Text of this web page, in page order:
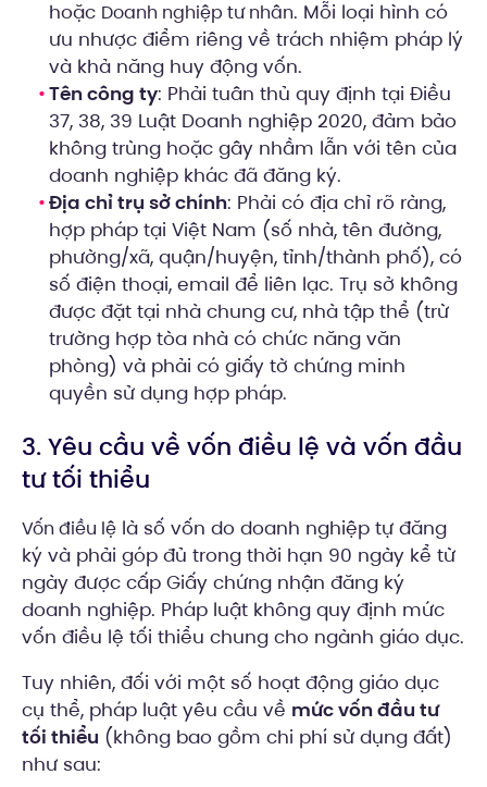
hoặc Doanh nghiệp tư nhân. Mỗi loại hình có
ưu nhược điểm riêng về trách nhiệm pháp lý
và khả năng huy động vốn.
Tên công ty: Phải tuân thủ quy định tại Điều
37, 38, 39 Luật Doanh nghiệp 2020, đảm bảo
không trùng hoặc gây nhầm lẫn với tên của
doanh nghiệp khác đã đăng ký.
Địa chỉ trụ sở chính: Phải có địa chỉ rõ ràng,
hợp pháp tại Việt Nam (số nhà, tên đường,
phường/xã, quận/huyện, tỉnh/thành phố), có
số điện thoại, email để liên lạc. Trụ sở không
được đặt tại nhà chung cư, nhà tập thể (trừ
trường hợp tòa nhà có chức năng văn
phòng) và phải có giấy tờ chứng minh
quyền sử dụng hợp pháp.
3. Yêu cầu về vốn điều lệ và vốn đầu
tư tối thiểu
Vốn điều lệ là số vốn do doanh nghiệp tự đăng
ký và phải góp đủ trong thời hạn 90 ngày kể từ
ngày được cấp Giấy chứng nhận đăng ký
doanh nghiệp. Pháp luật không quy định mức
vốn điều lệ tối thiểu chung cho ngành giáo dục.
Tuy nhiên, đối với một số hoạt động giáo dục
cụ thể, pháp luật yêu cầu về mức vốn đầu tư
tối thiểu (không bao gồm chi phí sử dụng đất)
như sau: